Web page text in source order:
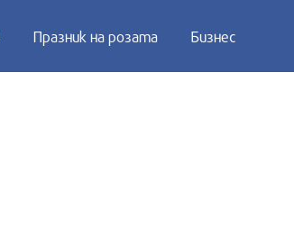
Празник на розата Бизнес